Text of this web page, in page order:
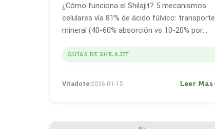
(2026)
¿Cómo funciona el Shilajit? 5 mecanismos
celulares vía 81% de ácido fúlvico: transporte
mineral (40-60% absorción vs 10-20% por
antioxidante, detoxificación y regulación
cronograma realista de 2-4 semanas.
GUÍAS DE SHILAJIT
Vitadote 2026-01-15 Leer Más